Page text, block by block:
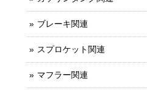
ブレーキ関連
スプロケット関連
マフラー関連